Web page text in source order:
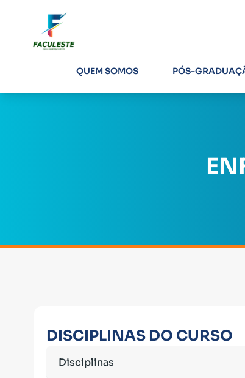
QUEM SOMOS PÓS-
DISCIPLINAS DO CURSO
Disciplinas